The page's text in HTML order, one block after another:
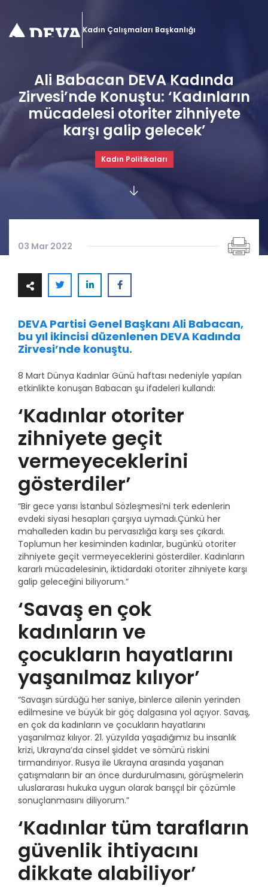
Kadın Çalışmaları Başkanlığı
Ali Babacan DEVA Kadında
Zirvesi’nde Konuştu: ‘Kadınların
mücadelesi otoriter zihniyete
karşı galip gelecek’
Kadın Politikaları
03 Mar 2022
DEVA Partisi Genel Başkanı Ali Babacan,
bu yıl ikincisi düzenlenen DEVA Kadında
Zirvesi’nde konuştu.
8 Mart Dünya Kadınlar Günü haftası nedeniyle yapılan
etkinlikte konuşan Babacan şu ifadeleri kullandı:
‘Kadınlar otoriter
zihniyete geçit
vermeyeceklerini
gösterdiler’
“Bir gece yarısı İstanbul Sözleşmesi’ni terk edenlerin
evdeki siyasi hesapları çarşıya uymadı.Çünkü her
mahalleden kadın bu pervasızlığa karşı ses çıkardı.
Toplumun her kesiminden kadınlar, bugünkü otoriter
zihniyete geçit vermeyeceklerini gösterdiler. Kadınların
kararlı mücadelesinin, iktidardaki otoriter zihniyete karşı
galip geleceğini biliyorum.”
‘Savaş en çok
kadınların ve
çocukların hayatlarını
yaşanılmaz kılıyor’
“Savaşın sürdüğü her saniye, binlerce ailenin yerinden
edilmesine ve büyük bir göç dalgasına yol açıyor. Savaş,
en çok da kadınların ve çocukların hayatlarını
yaşanılmaz kılıyor. 21. yüzyılda yaşadığımız bu insanlık
krizi, Ukrayna’da cinsel şiddet ve sömürü riskini
tırmandırıyor. Rusya ile Ukrayna arasında yaşanan
çatışmaların bir an önce durdurulmasını, görüşmelerin
uluslararası hukuka uygun olarak barışçıl bir çözümle
sonuçlanmasını diliyorum.”
‘Kadınlar tüm tarafların
güvenlik ihtiyacını
dikkate alabiliyor’